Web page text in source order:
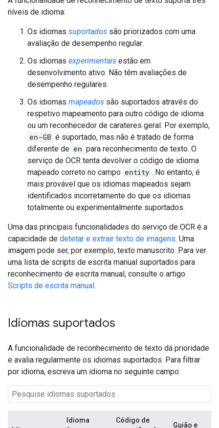
níveis de idioma:
Os idiomas suportados são priorizados com uma
avaliação de desempenho regular.
Os idiomas experimentais estão em
desenvolvimento ativo. Não têm avaliações de
desempenho regulares.
Os idiomas mapeados são suportados através do
respetivo mapeamento para outro código de idioma
ou um reconhecedor de carateres geral. Por exemplo,
en-GB é suportado, mas não é tratado de forma
diferente de en para reconhecimento de texto. O
serviço de OCR tenta devolver o código de idioma
mapeado correto no campo entity . No entanto, é
mais provável que os idiomas mapeados sejam
identificados incorretamente do que os idiomas
totalmente ou experimentalmente suportados.
Uma das principais funcionalidades do serviço de OCR é a
capacidade de detetar e extrair texto de imagens. Uma
imagem pode ser, por exemplo, texto manuscrito. Para ver
uma lista de scripts de escrita manual suportados para
reconhecimento de escrita manual, consulte o artigo
Scripts de escrita manual.
Idiomas suportados
A funcionalidade de reconhecimento de texto dá prioridade
e avalia regularmente os idiomas suportados. Para filtrar
por idioma, escreva um idioma no seguinte campo:
Idioma
Código de
Guião e